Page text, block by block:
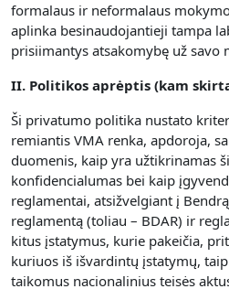
formalaus ir neformalaus
aplinka besinaudojantieji tampa
prisiimantys atsakomybę už savo
II. Politikos aprėptis (kam
Ši privatumo politika nustato
remiantis VMA renka, apdoroja,
duomenis, kaip yra užtikrinamas
konfidencialumas bei kaip
reglamentai, atsižvelgiant į
reglamentą (toliau – BDAR) ir
kitus įstatymus, kurie pakeičia,
kuriuos iš išvardintų įstatymų,
taikomus nacionalinius teisės